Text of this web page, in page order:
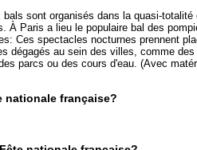
bals sont organisés dans la quasi-totalité
À Paris a lieu le populaire bal des
Ces spectacles nocturnes prennent
dégagés au sein des villes, comme des
parcs ou des cours d'eau. (Avec
nationale française?